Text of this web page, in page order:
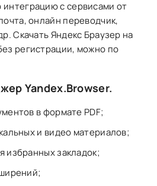
с сервисами от
онлайн переводчик,
Скачать Яндекс Браузер на
регистрации, можно по
Yandex.Browser.
в формате PDF;
и видео материалов;
избранных закладок;